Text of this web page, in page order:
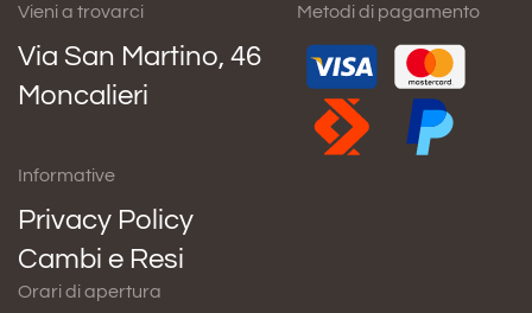
Vieni a trovarci
Via San Martino, 46
Moncalieri
Metodi di pagamento
Informative
Privacy Policy
Cambi e Resi
Orari di apertura